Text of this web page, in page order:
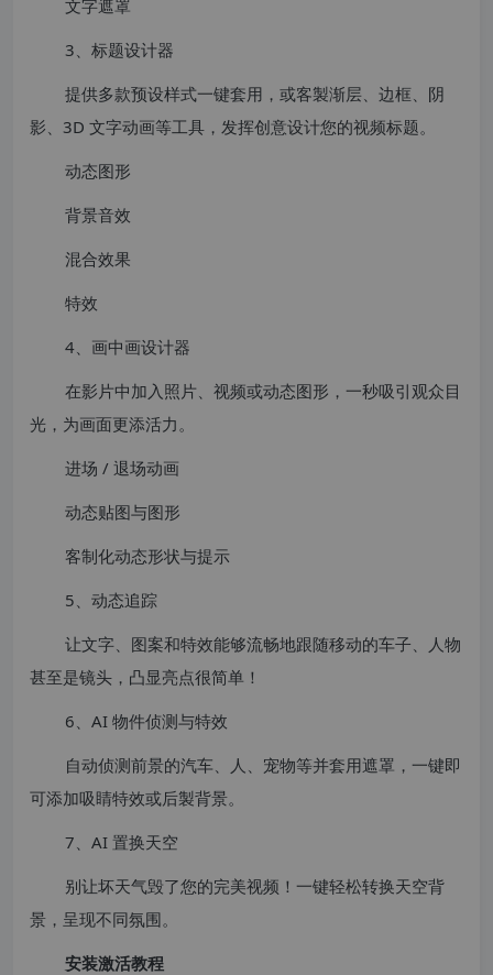
文字遮罩
3、标题设计器
提供多款预设样式一键套用，或客製渐层、边框、阴
影、3D 文字动画等工具，发挥创意设计您的视频标题。
动态图形
背景音效
混合效果
特效
4、画中画设计器
在影片中加入照片、视频或动态图形，一秒吸引观众目
光，为画面更添活力。
进场 / 退场动画
动态贴图与图形
客制化动态形状与提示
5、动态追踪
让文字、图案和特效能够流畅地跟随移动的车子、人物
甚至是镜头，凸显亮点很简单！
6、AI 物件侦测与特效
自动侦测前景的汽车、人、宠物等并套用遮罩，一键即
可添加吸睛特效或后製背景。
7、AI 置换天空
别让坏天气毁了您的完美视频！一键轻松转换天空背
景，呈现不同氛围。
安装激活教程